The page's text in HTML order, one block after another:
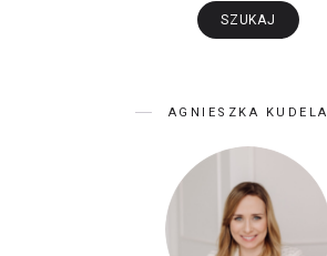
AGNIESZKA KUDELA